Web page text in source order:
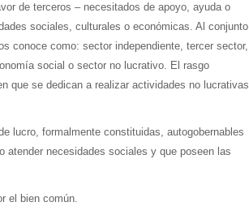
de terceros – necesitados de apoyo, ayuda o
sociales, culturales o económicas. Al conjunto
conoce como: sector independiente, tercer sector,
social o sector no lucrativo. El rasgo
que se dedican a realizar actividades no lucrativas
lucro, formalmente constituidas, autogobernables
atender necesidades sociales y que poseen las
el bien común.